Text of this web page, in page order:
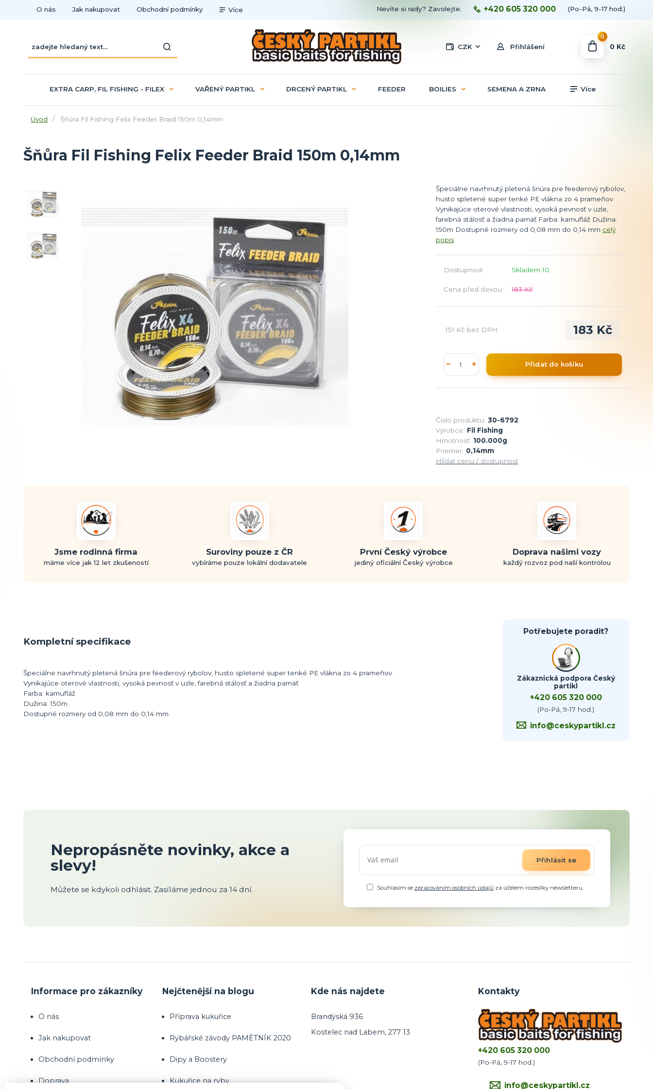
O nás Jak nakupovat Obchodní podmínky Více
CZK Přihlášení
Nevíte si rady? Zavolejte. +420 605 320 000 (Po-Pá, 9-17 hod.)
0
0 Kč
EXTRA CARP, FIL FISHING - FILEX VAŘENÝ PARTIKL DRCENÝ PARTIKL FEEDER BOILIES SEMENA A ZRNA Více
Úvod Šňůra Fil Fishing Felix Feeder Braid 150m 0,14mm
Šňůra Fil Fishing Felix Feeder Braid 150m 0,14mm
Špeciálne navrhnutý pletená šnúra pre feederový rybolov,
husto spletené super tenké PE vlákna zo 4 prameňov
Vynikajúce oterové vlastnosti, vysoká pevnosť v uzle,
farebná stálosť a žiadna pamäť Farba: kamufláž Dužina:
150m Dostupné rozmery od 0,08 mm do 0,14 mm celý
popis
Dostupnost Skladem 10
Cena před slevou 183 Kč
183 Kč
151 Kč bez DPH
Přidat do košíku
Číslo produktu: 30-6792
Výrobce: Fil Fishing
Hmotnosť: 100.000g
Priemer: 0,14mm
Hlídat cenu / dostupnost
Jsme rodinná firma
máme více jak 12 let zkušeností
Suroviny pouze z ČR
vybíráme pouze lokální dodavatele
První Český výrobce
jediný oficiální Český výrobce
Doprava našimi vozy
každý rozvoz pod naší kontrolou
Kompletní specifikace
Špeciálne navrhnutý pletená šnúra pre feederový rybolov, husto spletené super tenké PE vlákna zo 4 prameňov
Vynikajúce oterové vlastnosti, vysoká pevnosť v uzle, farebná stálosť a žiadna pamäť
Farba: kamufláž
Dužina: 150m
Dostupné rozmery od 0,08 mm do 0,14 mm
Potřebujete poradit?
Zákaznická podpora Český
partikl
+420 605 320 000
(Po-Pá, 9-17 hod.)
info@ceskypartikl.cz
Nepropásněte novinky, akce a
slevy!
Můžete se kdykoli odhlásit. Zasíláme jednou za 14 dní.
Přihlásit se
Souhlasím se zpracováním osobních údajů za účelem rozesílky newsletteru.
Informace pro zákazníky
O nás
Jak nakupovat
Obchodní podmínky
Doprava
Nejčtenější na blogu
Příprava kukuřice
Rybářské závody PAMĚTNÍK 2020
Dipy a Boostery
Kukuřice na ryby
Kde nás najdete
Brandýská 936
Kostelec nad Labem, 277 13
Kontakty
+420 605 320 000
(Po-Pá, 9-17 hod.)
info@ceskypartikl.cz